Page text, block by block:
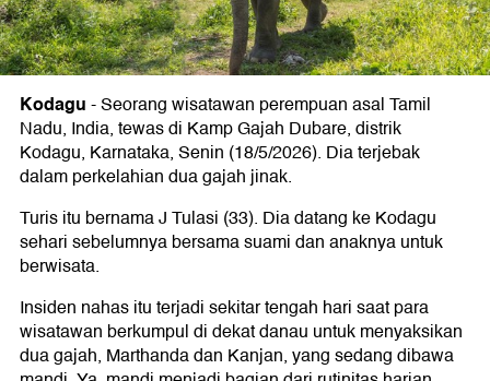
Kodagu-Seorang wisatawan perempuan asal Tamil
Nadu, India, tewas di Kamp Gajah Dubare, distrik
Kodagu, Karnataka, Senin (18/5/2026). Dia terjebak
dalam perkelahian dua gajah jinak.
Turis itu bernama J Tulasi (33). Dia datang ke Kodagu
sehari sebelumnya bersama suami dan anaknya untuk
berwisata.
Insiden nahas itu terjadi sekitar tengah hari saat para
wisatawan berkumpul di dekat danau untuk menyaksikan
dua gajah, Marthanda dan Kanjan, yang sedang dibawa